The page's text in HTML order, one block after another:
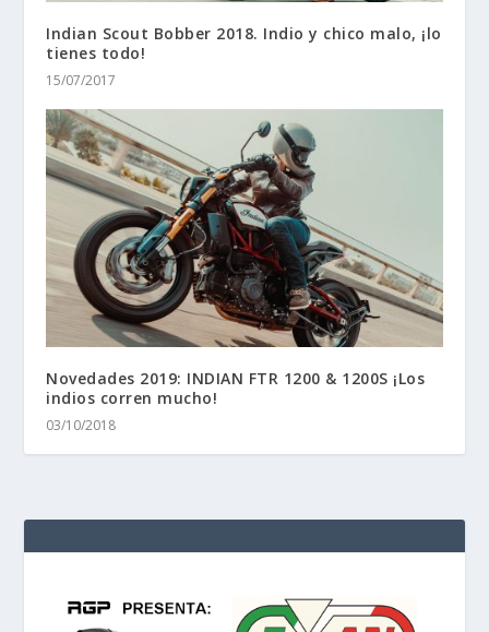
Indian Scout Bobber 2018. Indio y chico malo, ¡lo
tienes todo!
15/07/2017
Novedades 2019: INDIAN FTR 1200 & 1200S ¡Los
indios corren mucho!
03/10/2018